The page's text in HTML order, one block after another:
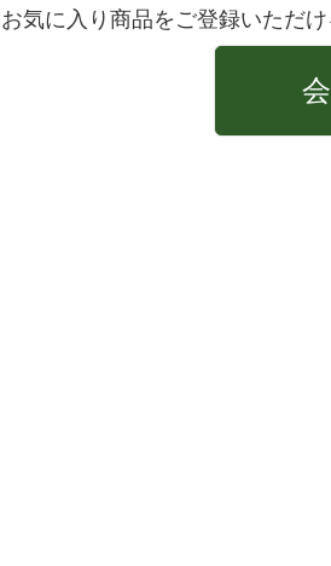
お気に入り商品をご登録いただ